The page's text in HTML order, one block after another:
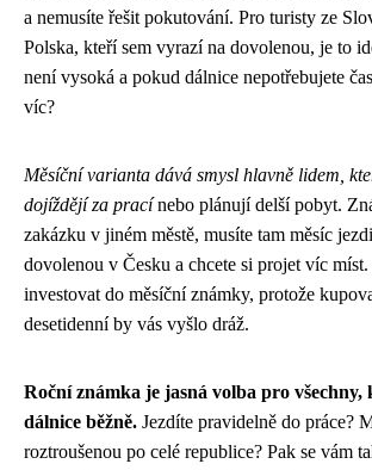
a nemusíte řešit pokutování. Pro turisty ze
Polska, kteří sem vyrazí na dovolenou, je to
není vysoká a pokud dálnice nepotřebujete
víc?
Měsíční varianta dává smysl hlavně lidem,
dojíždějí za pracínebo plánují delší pobyt.
zakázku v jiném městě, musíte tam měsíc
dovolenou v Česku a chcete si projet víc
investovat do měsíční známky, protože
desetidenní by vás vyšlo dráž.
Roční známka je jasná volba pro všechny,
dálnice běžně. Jezdíte pravidelně do práce?
roztroušenou po celé republice? Pak se vám